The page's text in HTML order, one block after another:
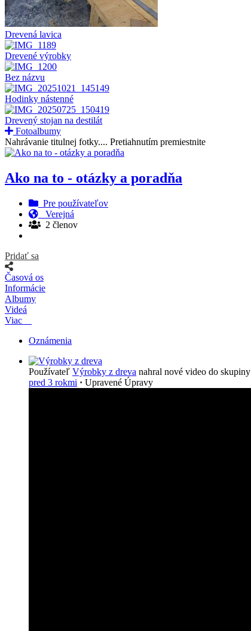
Drevená lavica
Drevené výrobky
Bez názvu
Hodinky nástenné
Drevený stojan na destilát
Fotoalbumy
Nahrávanie titulnej fotky.... Pretiahnutím premiestnite
Ako na to - otázky a poradňa
Pre používateľov
Verejná
2 členov
Pridať sa
Časová os
Informácie
Albumy
Videá
Viac
Oznámenia
Používateľ Výrobky z dreva nahral nové video do skupiny
pred 3 rokmi · Upravené Úpravy